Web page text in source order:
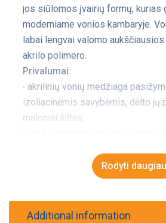
jos siūlomos įvairių formų, kurias
moderniame vonios kambaryje.
labai lengvai valomo
akrilo polimero.
Privalumai:
∙ akrilinių vonių medžiaga
izoliacinėmis savybėmis, dėlto jų
maloniai šiltas;
Rodyti daugiau
Additional information